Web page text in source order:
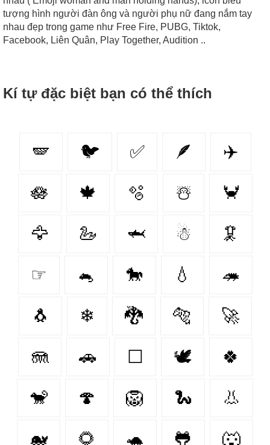
tượng hình người đàn ông và người phụ nữ đang nắm tay
nhau đẹp trong game như Free Fire, PUBG, Tiktok,
Facebook, Liên Quân, Play Together, Audition ..
Kí tự đặc biệt bạn có thể thích
🪽 🐦 ✅ 🪶 ✈️
🪷 🍁 🫧 ☃️ 🦀
🦅 🦢 🦈 ☃ 🦑
☞ 🐁 🐎 💧 🦔
🐧 ❄ 🐉 🐅 🚀
🪼 🚗 ☐ 🕊️ 🍀
🐒 🍄 🦁 🐍 👃
🐋 🌻 🐢 🐸 🐺